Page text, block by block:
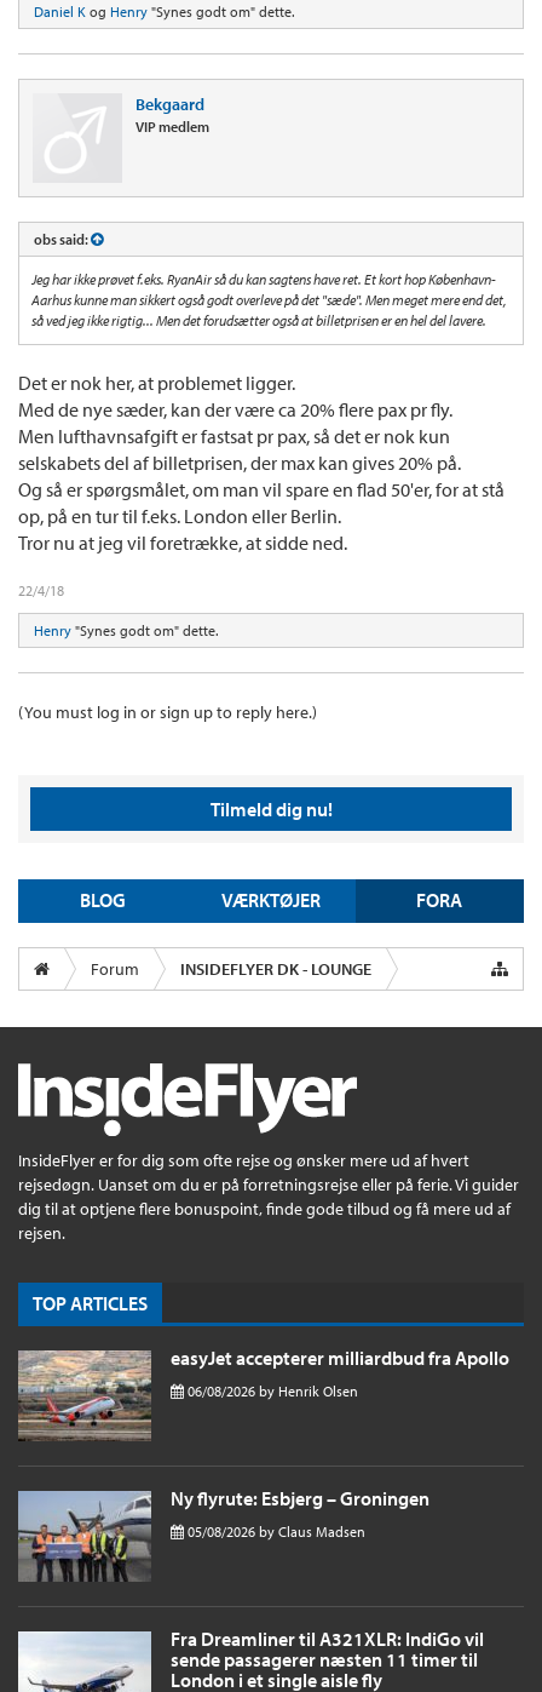
Daniel K og Henry "Synes godt om" dette.
Bekgaard
VIP medlem
obs said:
Jeg har ikke prøvet f.eks. RyanAir så du kan sagtens have ret. Et kort hop København-
Aarhus kunne man sikkert også godt overleve på det "sæde". Men meget mere end det,
så ved jeg ikke rigtig... Men det forudsætter også at billetprisen er en hel del lavere.
Det er nok her, at problemet ligger.
Med de nye sæder, kan der være ca 20% flere pax pr fly.
Men lufthavnsafgift er fastsat pr pax, så det er nok kun
selskabets del af billetprisen, der max kan gives 20% på.
Og så er spørgsmålet, om man vil spare en flad 50'er, for at stå
op, på en tur til f.eks. London eller Berlin.
Tror nu at jeg vil foretrække, at sidde ned.
22/4/18
Henry "Synes godt om" dette.
(You must log in or sign up to reply here.)
Tilmeld dig nu!
BLOG VÆRKTØJER FORA
Forum INSIDEFLYER DK - LOUNGE
InsideFlyer er for dig som ofte rejse og ønsker mere ud af hvert
rejsedøgn. Uanset om du er på forretningsrejse eller på ferie. Vi guider
dig til at optjene flere bonuspoint, finde gode tilbud og få mere ud af
rejsen.
TOP ARTICLES
easyJet accepterer milliardbud fra Apollo
06/08/2026 by Henrik Olsen
Ny flyrute: Esbjerg – Groningen
05/08/2026 by Claus Madsen
Fra Dreamliner til A321XLR: IndiGo vil
sende passagerer næsten 11 timer til
London i et single aisle fly